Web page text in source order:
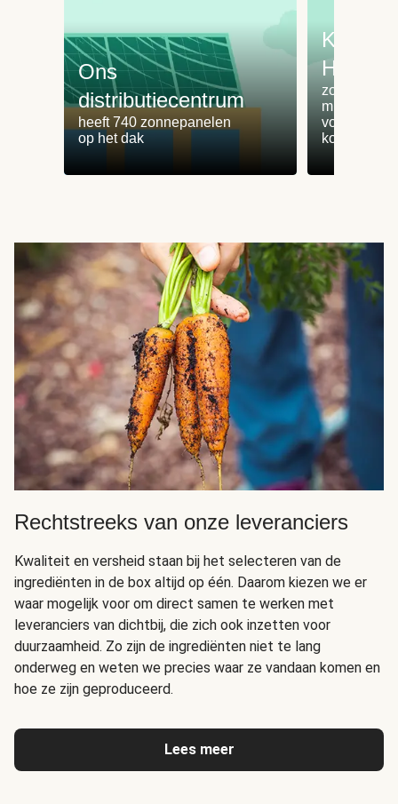
Ons
distributiecentrum
heeft 740 zonnepanelen
op het dak
Koken
zorgt voor
minder
koken
Rechtstreeks van onze leveranciers
Kwaliteit en versheid staan bij het selecteren van de
ingrediënten in de box altijd op één. Daarom kiezen we er
waar mogelijk voor om direct samen te werken met
leveranciers van dichtbij, die zich ook inzetten voor
duurzaamheid. Zo zijn de ingrediënten niet te lang
onderweg en weten we precies waar ze vandaan komen en
hoe ze zijn geproduceerd.
Lees meer